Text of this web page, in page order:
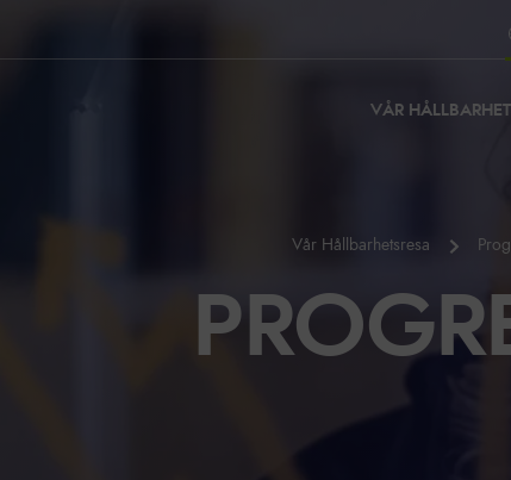
VÅR
Vår Hållbarhetsresa